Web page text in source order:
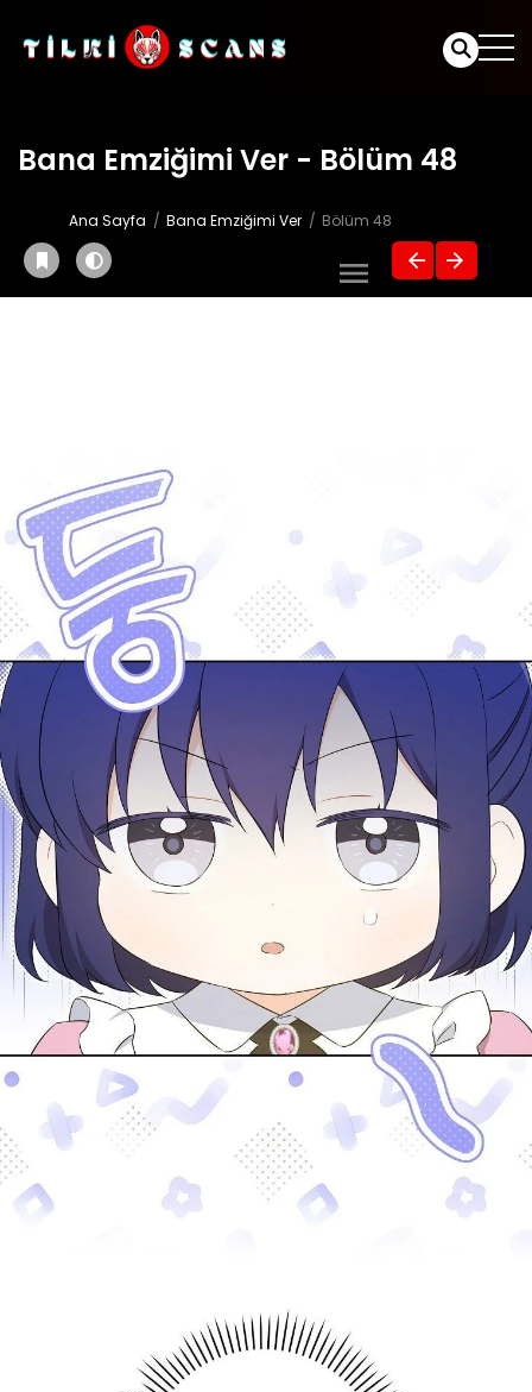
Bana Emziğimi Ver - Bölüm 48
Ana Sayfa Bana Emziğimi Ver Bölüm 48